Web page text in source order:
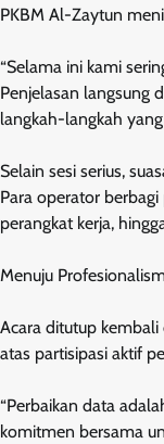
PKBM Al-Zaytun
“Selama ini kami
Penjelasan langsung
langkah-langkah
Selain sesi serius,
Para operator
perangkat kerja,
Menuju
Acara ditutup
atas partisipasi aktif
“Perbaikan data
komitmen bersama